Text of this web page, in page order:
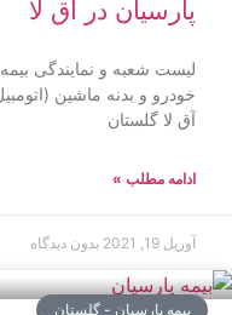
پارسیان در آق لا
لیست شعبه و نمایندگی
خودرو و بدنه ماشین
آق لا گلستان
ادامه مطلب »
آوریل 19, 2021 بدون دیدگاه
بیمه پارسیان - گلستان